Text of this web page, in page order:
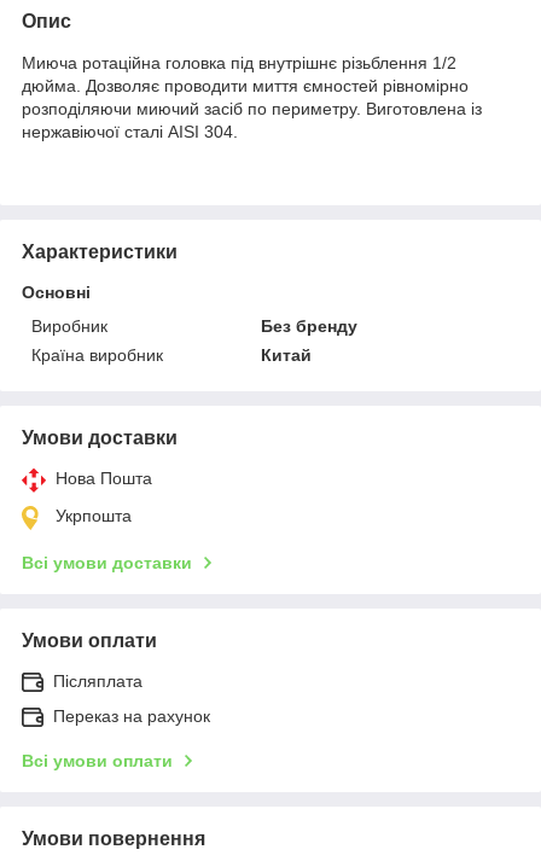
Опис
Миюча ротаційна головка під внутрішнє різьблення 1/2
дюйма. Дозволяє проводити миття ємностей рівномірно
розподіляючи миючий засіб по периметру. Виготовлена із
нержавіючої сталі AISI 304.
Характеристики
Основні
Виробник
Без бренду
Країна виробник
Китай
Умови доставки
Нова Пошта
Укрпошта
Всі умови доставки
Умови оплати
Післяплата
Переказ на рахунок
Всі умови оплати
Умови повернення